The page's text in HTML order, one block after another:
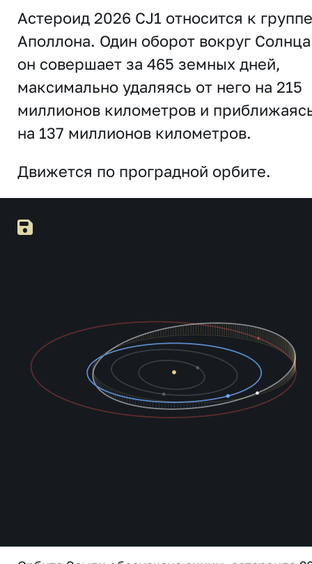
Астероид 2026 CJ1 относится к группе
Аполлона. Один оборот вокруг Солнца
он совершает за 465 земных дней,
максимально удаляясь от него на 215
миллионов километров и
на 137 миллионов километров.
Движется по проградной орбите.